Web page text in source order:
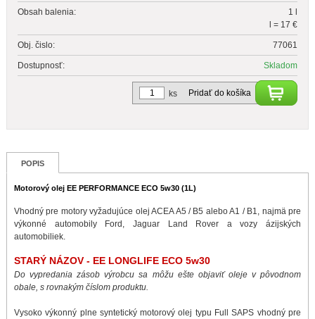
Obsah balenia:
1 l
l = 17 €
Obj. čislo: 77061
Dostupnosť: Skladom
Pridať do košíka
ks
POPIS
Motorový olej EE PERFORMANCE ECO 5w30 (1L)
Vhodný pre motory vyžadujúce olej ACEA A5 / B5 alebo A1 / B1, najmä pre
výkonné automobily Ford, Jaguar Land Rover a vozy ázijských
automobiliek.
STARÝ NÁZOV - EE LONGLIFE ECO 5w30
Do vypredania zásob výrobcu sa môžu ešte objaviť oleje v pôvodnom
obale, s rovnakým číslom produktu.
Vysoko výkonný plne syntetický motorový olej typu Full SAPS vhodný pre